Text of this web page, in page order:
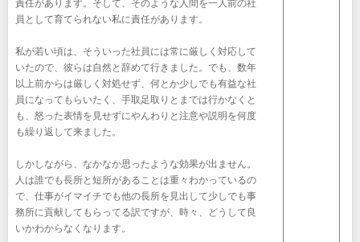
責任があります。そして、そのような人間を一人前の社
員として育てられない私に責任があります。
私が若い頃は、そういった社員には常に厳しく対応して
いたので、彼らは自然と辞めて行きました。でも、数年
以上前からは厳しく対処せず、何とか少しでも有益な社
員になってもらいたく、手取足取りとまでは行かなくと
も、怒った表情を見せずにやんわりと注意や説明を何度
も繰り返して来ました。
しかしながら、なかなか思ったような効果が出ません。
人は誰でも長所と短所があることは重々わかっているの
で、仕事がイマイチでも他の長所を見出して少しでも事
務所に貢献してもらってる訳ですが、時々、どうして良
いかわからなくなります。